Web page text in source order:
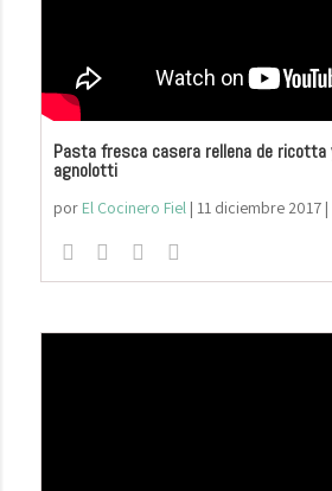
Pasta fresca casera rellena de ricotta
agnolotti
por El Cocinero Fiel| 11 diciembre 2017|